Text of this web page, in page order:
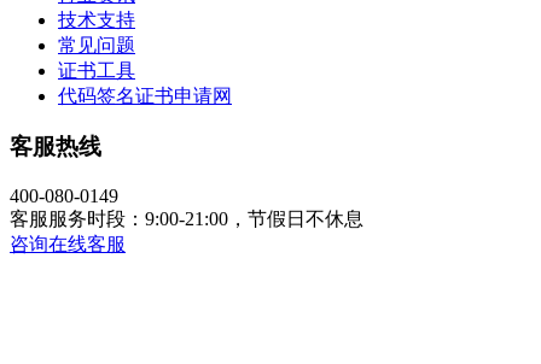
技术支持
常见问题
证书工具
代码签名证书申请网
客服热线
400-080-0149
客服服务时段：9:00-21:00，节假日不休息
咨询在线客服